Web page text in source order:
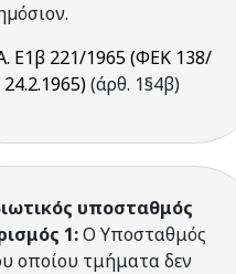
Ε1β 221/1965 (ΦΕΚ 138/
(άρθ. 1§4β)
υποσταθμός
1:Ο Υποσταθμός
οποίου τμήματα δεν